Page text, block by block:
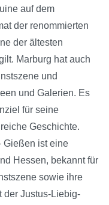
auf dem
der renommierten
der ältesten
Marburg hat auch
und
und Galerien. Es
für seine
Geschichte.
Gießen ist eine
Hessen, bekannt für
sowie ihre
der Justus-Liebig-